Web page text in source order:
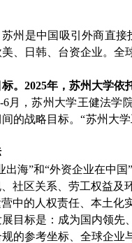
苏州是中国吸引外商直接
、日韩、台资企业。全
。 2025年， 苏州大学依
6月，苏州大学王健法学
的战略目标。“苏州大
海”和“外资企业在中国
社区关系、劳工权益及
中的人权责任、本土化
目标是：成为国内领先
的参考坐标、全球企业